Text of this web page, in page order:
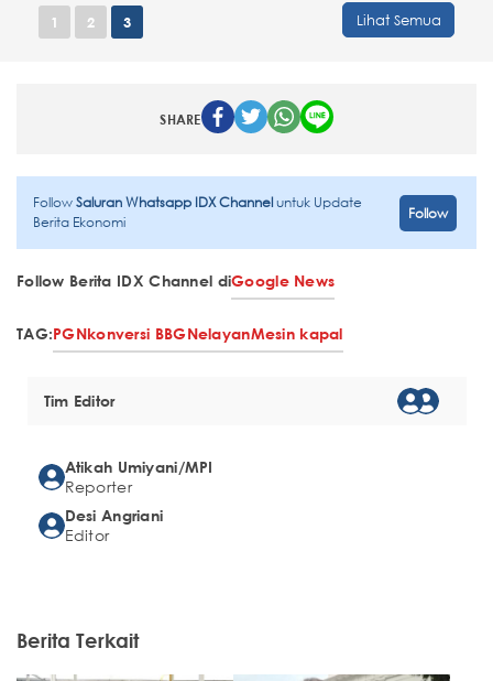
1 2 3 Lihat Semua
SHARE
FollowSaluran Whatsapp IDX Channeluntuk Update
Berita Ekonomi
Follow
Follow Berita IDX Channel diGoogle News
TAG:PGNkonversi BBGNelayanMesin kapal
Tim Editor
Atikah Umiyani/MPI
Reporter
Desi Angriani
Editor
Berita Terkait